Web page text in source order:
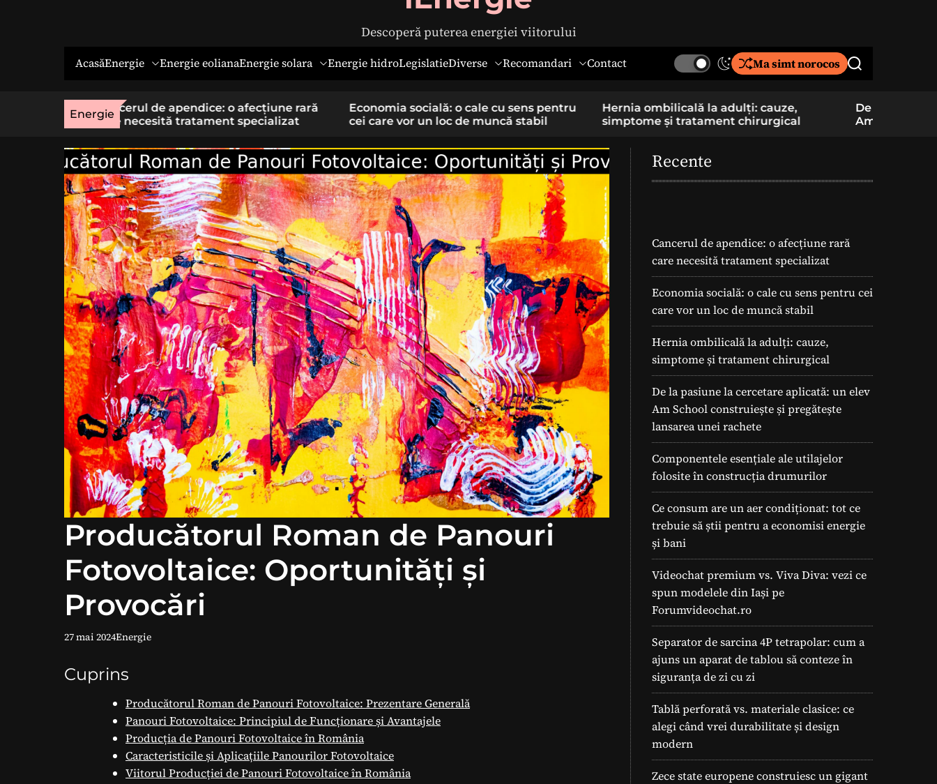
Descoperă puterea energiei viitorului
AcasăEnergie Energie eolianaEnergie solara Energie hidroLegislatieDiverse Recomandari Contact
S
t
c
o
l
o
d
e
Ma simt norocos
S
r
c
Energie
afecțiune rară
Economia socială: o cale cu sens pentru
cei care vor un loc de muncă stabil
Hernia ombilicală la adulți: cauze,
simptome și tratament chirurgical
De la pasiune la cercetare aplicată: un elev
Am School construiește și pregătește
Producătorul Roman de Panouri
Fotovoltaice: Oportunități și
Provocări
27 mai 2024Energie
Cuprins
Producătorul Roman de Panouri Fotovoltaice: Prezentare Generală
Panouri Fotovoltaice: Principiul de Funcționare și Avantajele
Producția de Panouri Fotovoltaice în România
Caracteristicile și Aplicațiile Panourilor Fotovoltaice
Viitorul Producției de Panouri Fotovoltaice în România
Recente
Cancerul de apendice: o afecțiune rară
care necesită tratament specializat
Economia socială: o cale cu sens pentru cei
care vor un loc de muncă stabil
Hernia ombilicală la adulți: cauze,
simptome și tratament chirurgical
De la pasiune la cercetare aplicată: un elev
Am School construiește și pregătește
lansarea unei rachete
Componentele esențiale ale utilajelor
folosite în construcția drumurilor
Ce consum are un aer condiționat: tot ce
trebuie să știi pentru a economisi energie
și bani
Videochat premium vs. Viva Diva: vezi ce
spun modelele din Iași pe
Forumvideochat.ro
Separator de sarcina 4P tetrapolar: cum a
ajuns un aparat de tablou să conteze în
siguranța de zi cu zi
Tablă perforată vs. materiale clasice: ce
alegi când vrei durabilitate și design
modern
Zece state europene construiesc un gigant